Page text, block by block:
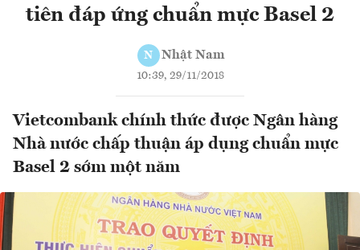
tiên đáp ứng chuẩn mực Basel 2
N Nhật Nam
10:39, 29/11/2018
Vietcombank chính thức được Ngân hàng
Nhà nước chấp thuận áp dụng chuẩn mực
Basel 2 sớm một năm